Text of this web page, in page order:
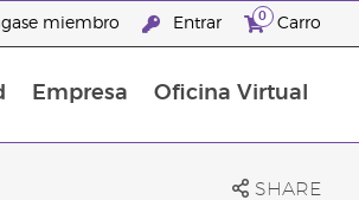
miembro Entrar 0 Carro
Empresa Oficina Virtual
SHARE